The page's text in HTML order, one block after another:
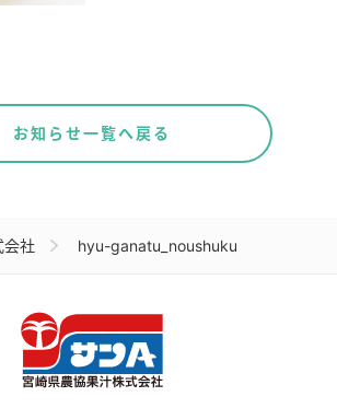
お知らせ一覧へ戻る
会社 hyu-ganatu_noushuku